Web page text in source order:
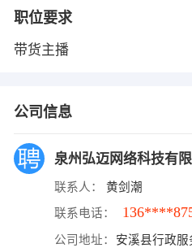
职位要求
带货主播
公司信息
泉州弘迈网络科技有
联系人： 黄剑潮
联系电话：
公司地址： 安溪县行政